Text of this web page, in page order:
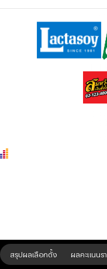
สรุปผลเลือกตั้ง ผลคะแนนร